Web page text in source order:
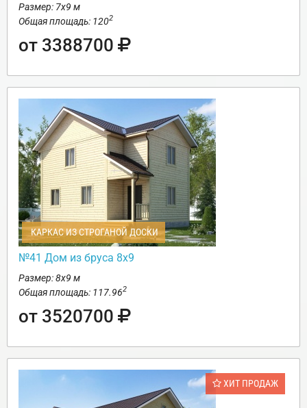
Размер: 7х9 м
Общая площадь: 1202
от 3388700
КАРКАС ИЗ СТРОГАНОЙ ДОСКИ
№41 Дом из бруса 8х9
Размер: 8х9 м
Общая площадь: 117.962
от 3520700
ХИТ ПРОДАЖ